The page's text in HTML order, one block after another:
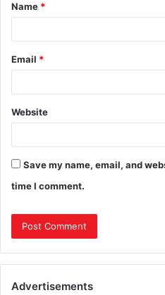
Name *
Email *
Website
Save my name, email, and
time I comment.
Advertisements